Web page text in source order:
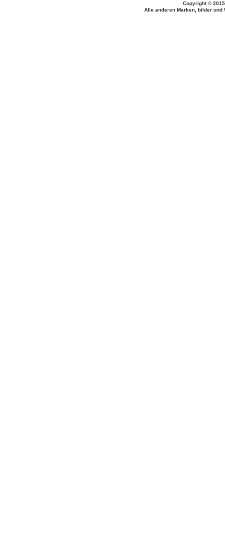
Copyright ©
Alle anderen Marken, bilder und